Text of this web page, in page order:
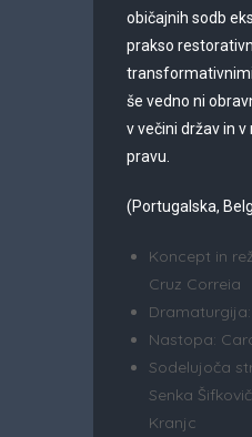
običajnih sodb
prakso
še vedno ni
v večini držav in
pravu.
(Portugalska,
Koncept in
Cruz Correia
Nastopa:
Sodelujoča
Senka
Kranjc